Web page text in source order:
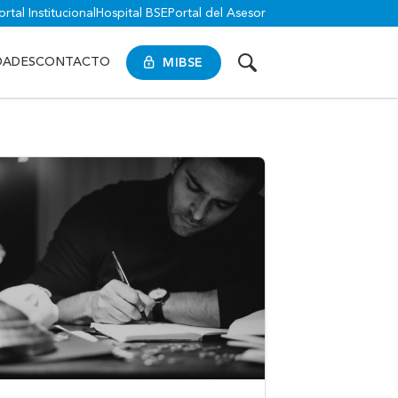
Institucional Hospital BSE Portal del Asesor
MIBSE
CONTACTO